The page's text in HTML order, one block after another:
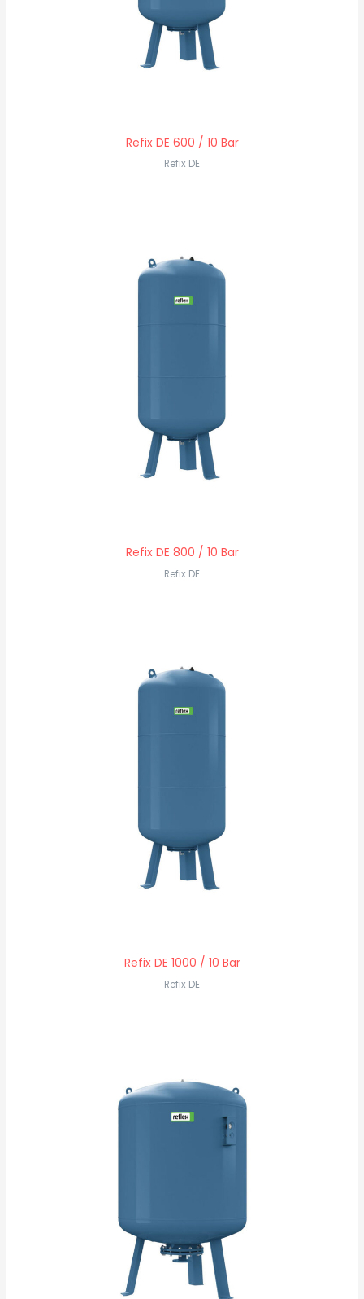
Refix DE 600 / 10 Bar
Refix DE
Refix DE 800 / 10 Bar
Refix DE
Refix DE 1000 / 10 Bar
Refix DE